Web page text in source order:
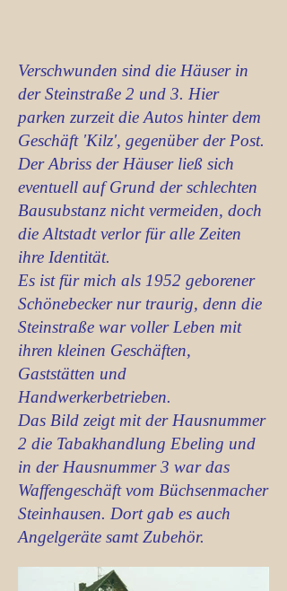
Verschwunden sind die Häuser in
der Steinstraße 2 und 3. Hier
parken zurzeit die Autos hinter dem
Geschäft 'Kilz', gegenüber der Post.
Der Abriss der Häuser ließ sich
eventuell auf Grund der schlechten
Bausubstanz nicht vermeiden, doch
die Altstadt verlor für alle Zeiten
ihre Identität.
Es ist für mich als 1952 geborener
Schönebecker nur traurig, denn die
Steinstraße war voller Leben mit
ihren kleinen Geschäften,
Gaststätten und
Handwerkerbetrieben.
Das Bild zeigt mit der Hausnummer
2 die Tabakhandlung Ebeling und
in der Hausnummer 3 war das
Waffengeschäft vom Büchsenmacher
Steinhausen. Dort gab es auch
Angelgeräte samt Zubehör.